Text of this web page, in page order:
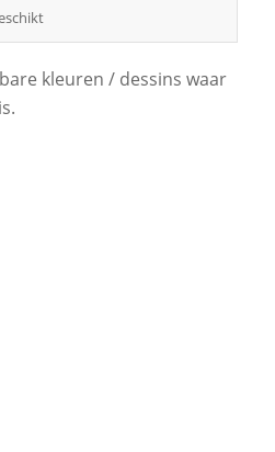
kleuren / dessins waar